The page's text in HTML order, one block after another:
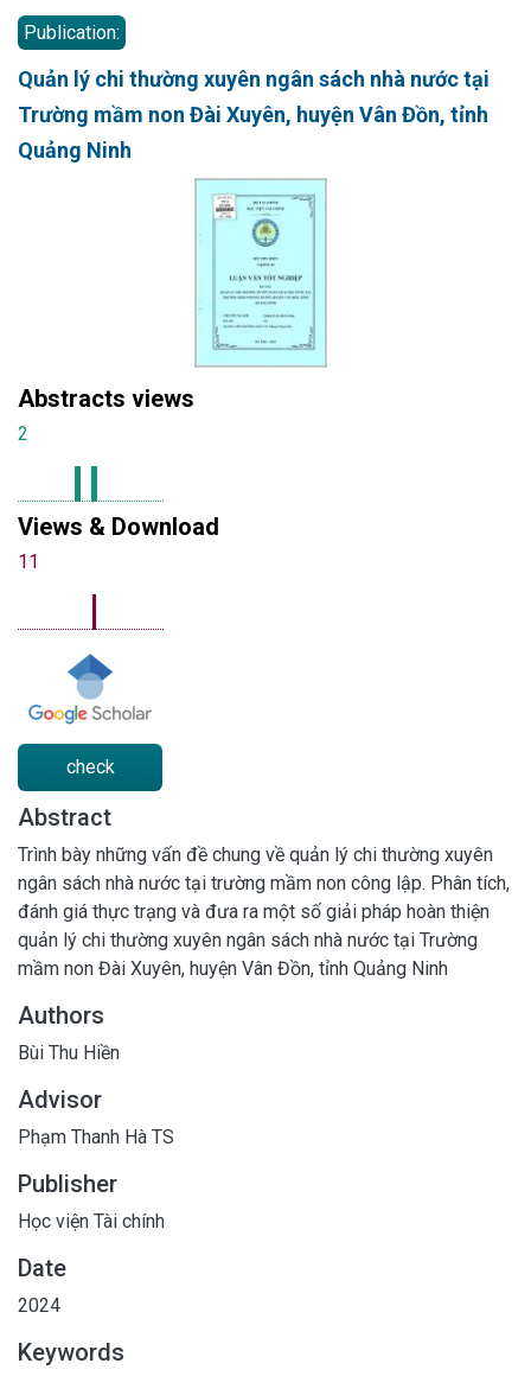
Publication:
Quản lý chi thường xuyên ngân sách nhà nước tại
Trường mầm non Đài Xuyên, huyện Vân Đồn, tỉnh
Quảng Ninh
Abstracts views
2
Views & Download
11
check
Abstract
Trình bày những vấn đề chung về quản lý chi thường xuyên
ngân sách nhà nước tại trường mầm non công lập. Phân tích,
đánh giá thực trạng và đưa ra một số giải pháp hoàn thiện
quản lý chi thường xuyên ngân sách nhà nước tại Trường
mầm non Đài Xuyên, huyện Vân Đồn, tỉnh Quảng Ninh
Authors
Bùi Thu Hiền
Advisor
Phạm Thanh Hà TS
Publisher
Học viện Tài chính
Date
2024
Keywords